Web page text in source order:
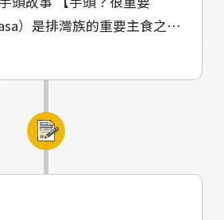
板圍成四方型，上方再蓋
也能保持通風乾燥。 這些
、范富源耆老、林蔡明珠長
#馬兒
餐桌上以及各種慶典場合，
頭粉香腸），就以芋頭粉為
芋頭是部落飲食文化中不可
為了更長久的保存食物。他